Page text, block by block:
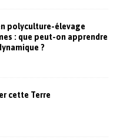
polyculture-élevage
: que peut-on apprendre
?
cette Terre